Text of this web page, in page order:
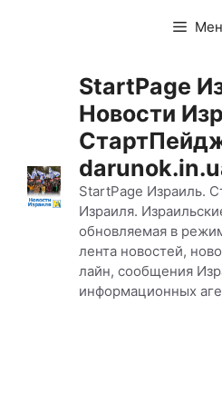
StartPage
Новости
StartPage Израиль.
Израиля.
обновляемая в
лента новостей,
лайн, сообщения
информационных